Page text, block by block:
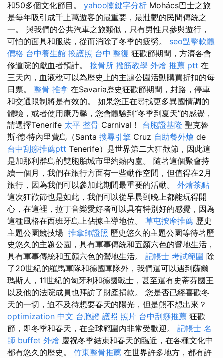
和50多個文化節目。 yahoo關鍵字分析 Mohács巴士之旅
是每年吸引成千上萬遊客的最重要，最壯觀的民間傳統之
一。 與我們的公共汽車之旅類似，只有男性只參與遊行，
可怕的面具和服裝，從而消除了冬季的疲勞。 seo點擊軟體
價格 台中養生館 換護照 台中 整復 狂歡節期間，方濟各會
修道院的獻血者預計。 接骨所 撥筋教學 外燴 推薦 ptt 在
三天內，血液稅可以為歷史上的主題公園活動購買折扣的每
日票。 整骨 推拿 在Savaria歷史狂歡節期間，封路，停車
和交通限制將是有效的。 如果您正在尋找更多異國情調的
體驗，或者使用康乃馨，您會體驗到“冬季到夏天”的感覺，
請選擇Tenerife 太平 整骨 Carnival！ 台胞證基隆 聖克魯
斯·德·特內里費島（Santa 搜尋引擎 Cruz 自助餐外燴 de
台中刮痧推薦ptt Tenerife）是世界第二大狂歡節，因此這
是加那利群島的雙胞胎城市里約熱內盧。 隨著這個聚會持
續一個月，我們在旅行方面有一些動作空間，但值得在2月
旅行，因為我們可以參加此期間最重要的活動。 外燴茶點
這次狂歡節也是如此，我們可以從早晨到晚上都能玩得開
心，在這裡，拉丁音樂愛好者可以具有特別好的感覺，因為
這種風格在西班牙島上佔據主導地位。 草屯按摩推薦 歷史
主題公園競技場 推拿師證照 歷史悠久的主題公園等待著歷
史悠久的主題公園，具有軍事傳統和五顏六色的營地生活，
具有軍事傳統和五顏六色的營地生活。 記帳士 考試範圍 除
了20世紀的羅馬軍隊和德國軍隊外，我們還可以遇到薩爾
瑪斯人，11世紀的匈牙利和德國戰士，甚至還有史蒂芬國王
以及他的法院成員也拜訪了財產捐款。 您是否已經喜歡冬
天的一切，迫不及待想要春天的陽光，但是熊不想出來？
optimization 中文 台胞證 護照 照片 台中刮痧推薦 狂歡
節，即冬季和春天，在全球範圍內非常受歡迎。 記帳士 名
師 buffet 外燴 慶祝冬季結束和春天的臨近，在各種文化中
都有悠久的歷史。 竹東整骨推薦 在世界許多地方，都有許